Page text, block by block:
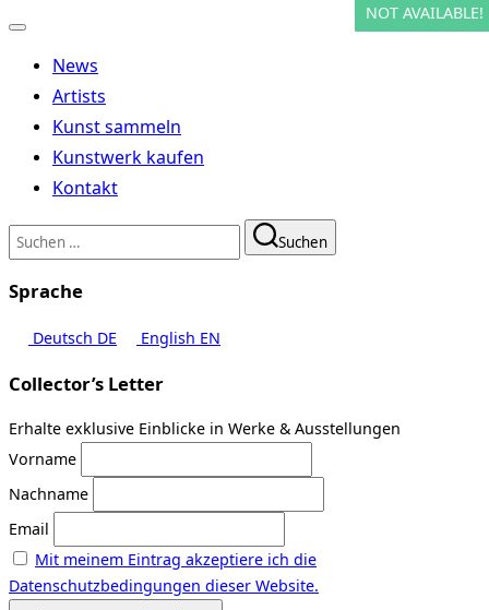
Navigation
umschalten
News
Artists
Kunst sammeln
Kunstwerk kaufen
Kontakt
Suchen
nach:
Suchen
Sprache
Deutsch DE English EN
Collector’s Letter
Erhalte exklusive Einblicke in Werke & Ausstellungen
Vorname
Nachname
Email
Mit meinem Eintrag akzeptiere ich die
Datenschutzbedingungen dieser Website.
NOT AVAILABLE!
NOT AVAILABLE!